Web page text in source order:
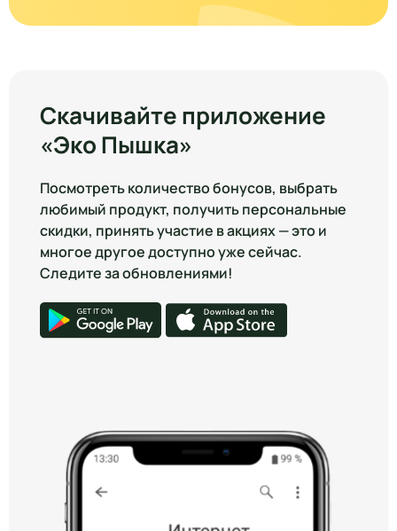
Скачивайте приложение
«Эко Пышка»
Посмотреть количество бонусов, выбрать
любимый продукт, получить персональные
скидки, принять участие в акциях — это и
многое другое доступно уже сейчас.
Следите за обновлениями!